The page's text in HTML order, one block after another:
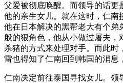
父爱被彻底唤醒。而领导的话
他的亲生女儿。就在这时，仁南
他在日本解决的黑帮老大有个弟
般的狠角色，他从小做过屠夫，
杀猪的方式来处理对手。而此时
雷也得知了仁南回到韩国的消息
仁南决定前往泰国寻找女儿。领